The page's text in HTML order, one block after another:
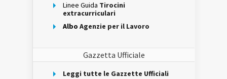
Linee Guida Tirocini
extracurriculari
Albo Agenzie per il Lavoro
Gazzetta Ufficiale
Leggi tutte le Gazzette Ufficiali